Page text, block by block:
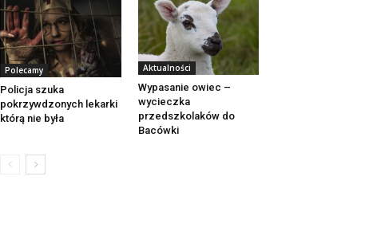
Polecamy
Policja szuka
pokrzywdzonych lekarki
którą nie była
Aktualności
Wypasanie owiec –
wycieczka
przedszkolaków do
Bacówki